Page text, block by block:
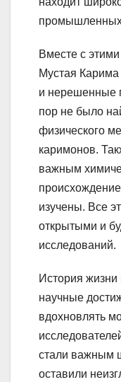
промышленных
Вместе с
Мустая
и нерешенные
пор не было
физического
каримонов.
важным
изучены. Все
открытыми и
исследований.
История
научные
вдохновлять
стали важным
оставили